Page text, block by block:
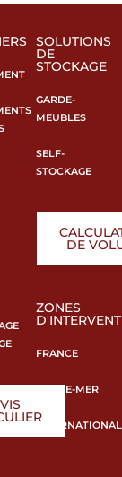
SOLUTIONS
DE
STOCKAGE
GARDE-
MEUBLES
SELF-
STOCKAGE
DE
ZONES
FRANCE
OUTRE-MER
INTERNATIONAL